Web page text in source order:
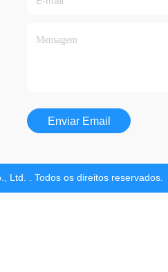
Enviar Email
. Todos os direitos reservados.